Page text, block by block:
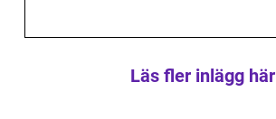
Läs fler inlägg här